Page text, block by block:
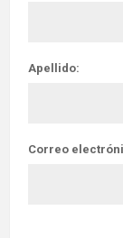
Apellido:
Correo